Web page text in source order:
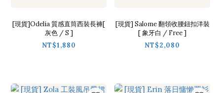
[現貨]Odelia 質感直筒西裝長褲[
灰色 / S ]
NT$1,880
[現貨] Salome 翻領收腰鈕扣洋裝
[ 象牙白 / Free ]
NT$2,080